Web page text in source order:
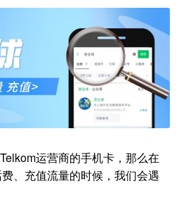
运营商的手机卡，那么在
、充值流量的时候，我们会遇